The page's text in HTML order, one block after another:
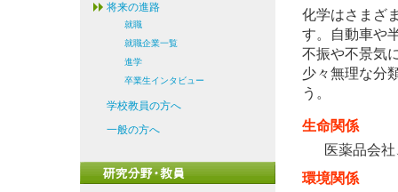
将来の進路
就職
就職企業一覧
進学
卒業生インタビュー
学校教員の方へ
一般の方へ
化学はさまざ
す。自動車や
不振や不景気
少々無理な分
う。
生命関係
医薬品会
環境関係